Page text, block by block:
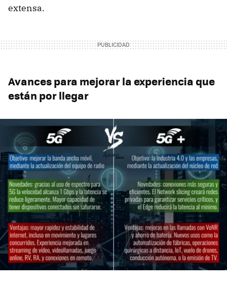
extensa.
Avances para mejorar la experiencia que
están por llegar